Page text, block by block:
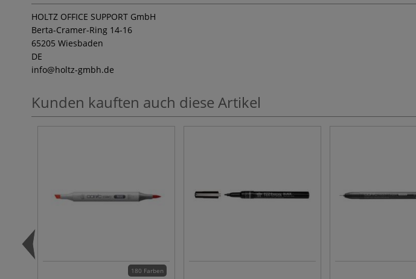
HOLTZ OFFICE SUPPORT GmbH
Berta-Cramer-Ring 14-16
65205 Wiesbaden
DE
info@holtz-gmbh.de
Kunden kauften auch diese Artikel
180 Farben